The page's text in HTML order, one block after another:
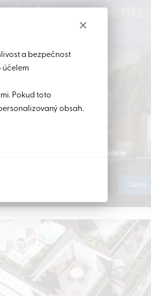
ihned u pláže, Zanzibar, Tanzánie
Detail
×
a bezpečnost
účelem
Pokud toto
obsah.